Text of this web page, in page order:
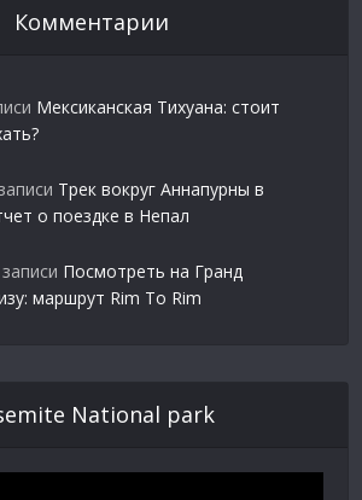
Комментарии
Мексиканская Тихуана: стоит
Трек вокруг Аннапурны в
о поездке в Непал
Посмотреть на Гранд
маршрут Rim To Rim
National park